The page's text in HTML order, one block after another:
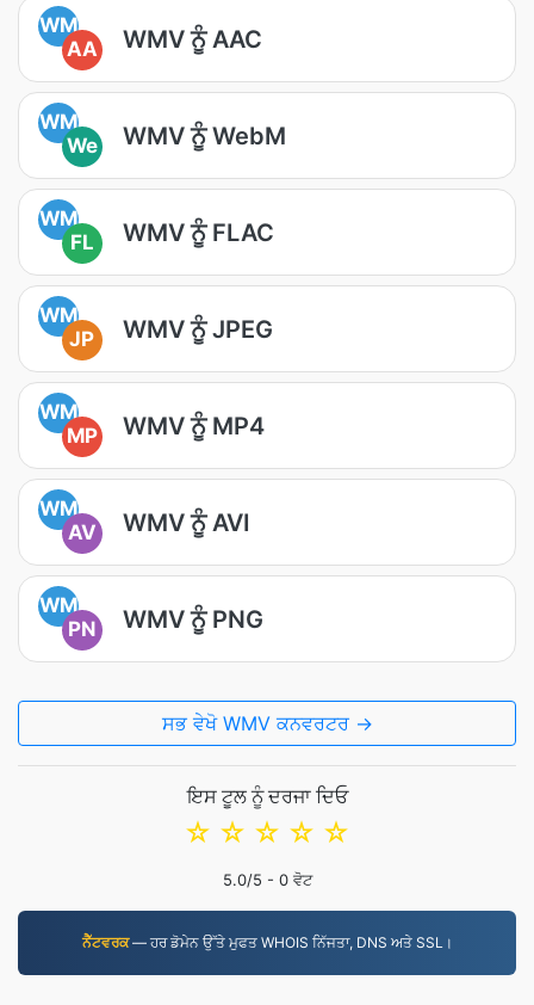
WM
AA
WMV ਨੂੰ AAC
WM
We
WMV ਨੂੰ WebM
WM
FL
WMV ਨੂੰ FLAC
WM
JP
WMV ਨੂੰ JPEG
WM
MP
WMV ਨੂੰ MP4
WM
AV
WMV ਨੂੰ AVI
WM
PN
WMV ਨੂੰ PNG
ਸਭ ਵੇਖੋ WMV ਕਨਵਰਟਰ →
ਇਸ ਟੂਲ ਨੂੰ ਦਰਜਾ ਦਿਓ
☆
☆
☆
☆
☆
5.0/5 - 0ਵੋਟ
ਨੈੱਟਵਰਕ— ਹਰ ਡੋਮੇਨ ਉੱਤੇ ਮੁਫਤ WHOIS ਨਿੱਜਤਾ, DNS ਅਤੇ SSL।